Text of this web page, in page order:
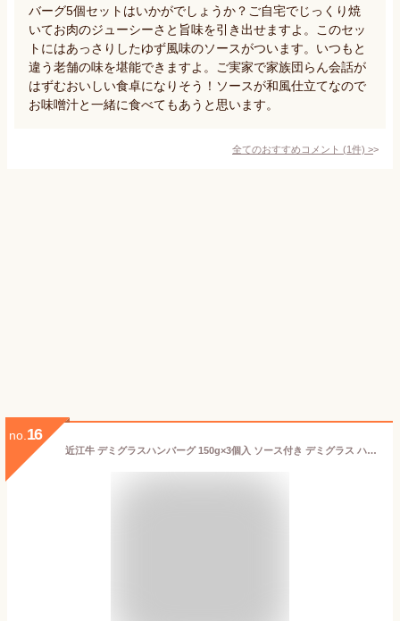
バーグ5個セットはいかがでしょうか？ご自宅でじっくり焼
いてお肉のジューシーさと旨味を引き出せますよ。このセッ
トにはあっさりしたゆず風味のソースがついます。いつもと
違う老舗の味を堪能できますよ。ご実家で家族団らん会話が
はずむおいしい食卓になりそう！ソースが和風仕立てなので
お味噌汁と一緒に食べてもあうと思います。
全てのおすすめコメント (1件) >
no. 16
近江牛 デミグラスハンバーグ 150g×3個入 ソース付き デミグラス ハンバーグ 肉ギフト 国産ハンバーグ 冷凍ハンバーグ 美味しいハンバーグ 牛ハンバーグ はんばーぐ 近江牛肉 和牛 冷凍 国産 ギフト プレゼント お取り寄せ 取り寄せ おいしい 湯煎 ハンバーグ通販 大吉商店